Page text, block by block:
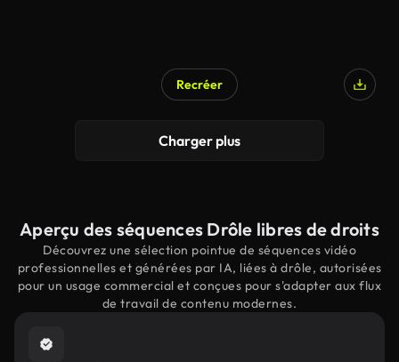
Recréer
Charger plus
Aperçu des séquences Drôle libres de droits
Découvrez une sélection pointue de séquences vidéo
professionnelles et générées par IA, liées à drôle, autorisées
pour un usage commercial et conçues pour s'adapter aux flux
de travail de contenu modernes.